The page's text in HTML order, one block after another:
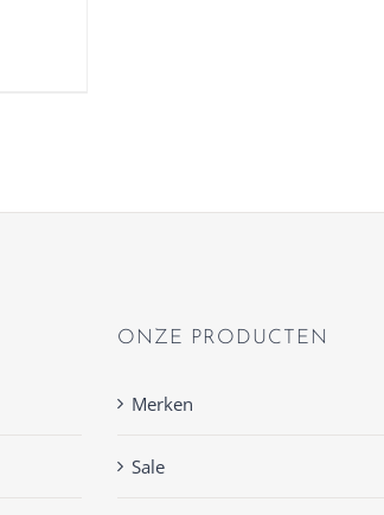
ONZE PRODUCTEN
Merken
Sale